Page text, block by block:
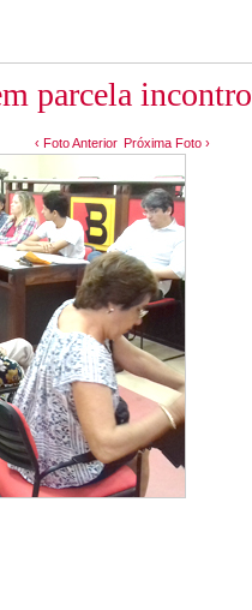
parcela
‹ Foto Anterior Próxima Foto ›